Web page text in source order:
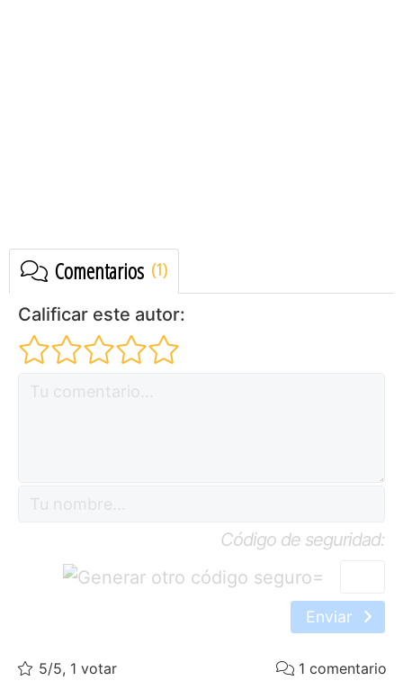
Comentarios
Calificar este autor:
Código de seguridad:
=
Enviar
5/5, 1 votar 1 comentario